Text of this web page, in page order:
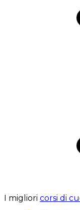
I migliori corsi di